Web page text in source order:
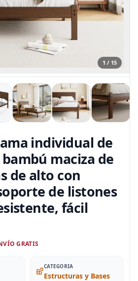
1 / 15
individual de
maciza de
de alto con
de listones
fácil
GRATIS
CATEGORIA
Estructuras y Bases